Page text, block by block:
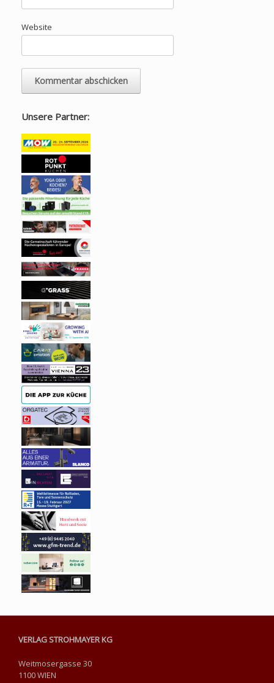
Website
Unsere Partner:
VERLAG STROHMAYER KG
Weitmosergasse 30
1100 WIEN